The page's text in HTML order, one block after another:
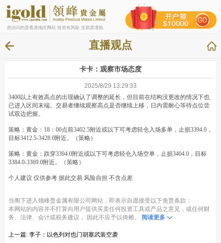
您访问的是香港地区网站 投资有风险 交易需谨慎
直播观点
卡卡：观察市场态度
2025/8/29 13:29:33
3400以上有效高点的出现确认了调整的延长，但目前在结构没更改的情况下也
已进入区间末端。交易者继续观察高点是否继续上移，日内需耐心等待点位尝
试双边把握。
策略：黄金：18：00点前3402.5附近或以下可考虑轻仓入场多单，止损3394.0，
目标3412.5-3428.0附近。（策略）
策略：黄金：跌穿3394.0附近或以下可考虑轻仓入场空单，止损3404.0，目标
3384.0-3369.0附近。（策略）
个人建议 仅供参考 据此交易 风险自担 不含点差
当阁下进入领峰贵金属有限公司网站，即表示自愿接受以下免责条款：
本网站的内容并不打算向用户提供买卖任何投资工具或产品之意见，或任何财
务、法律、会计或税务建议， 因此不应予以倚赖。
阅读更多
上一篇: 李子：以色列对也门胡塞武装空袭